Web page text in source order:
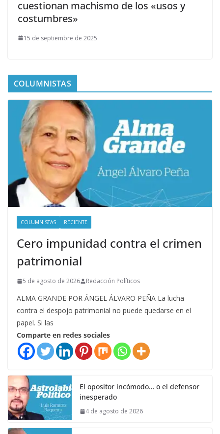
cuestionan machismo de los «usos y
costumbres»
15 de septiembre de 2025
COLUMNISTAS
COLUMNISTAS RECIENTE
Cero impunidad contra el crimen
patrimonial
5 de agosto de 2026 Redacción Políticos
ALMA GRANDE POR ÁNGEL ÁLVARO PEÑA La lucha
contra el despojo patrimonial no puede quedarse en el
papel. Si las
Comparte en redes sociales
El opositor incómodo… o el defensor
inesperado
4 de agosto de 2026